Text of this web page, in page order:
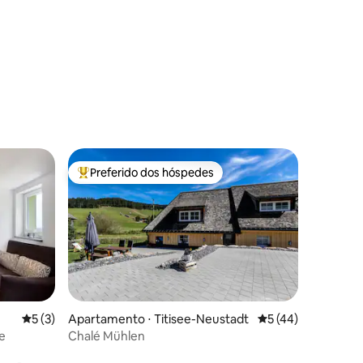
5 de uma avaliação média de 5, 3 avaliações
5 (3)
Entre os melhores preferidos dos hóspedes
Preferido dos hóspedes
Apartamento ⋅ Titisee-Neustadt 5 de uma
5 (44)
Chalé Mühlen